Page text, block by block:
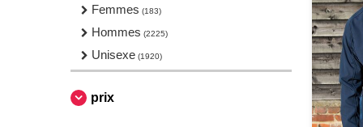
Femmes (183)
Hommes (2225)
Unisexe (1920)
prix